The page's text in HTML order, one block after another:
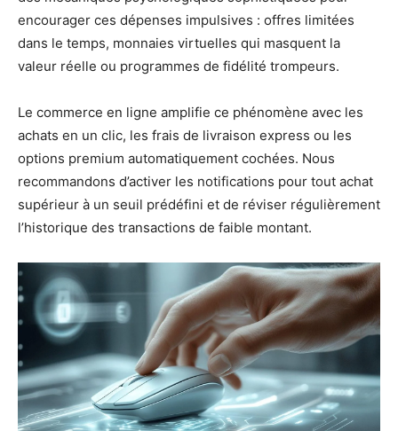
encourager ces dépenses impulsives : offres limitées
dans le temps, monnaies virtuelles qui masquent la
valeur réelle ou programmes de fidélité trompeurs.
Le commerce en ligne amplifie ce phénomène avec les
achats en un clic, les frais de livraison express ou les
options premium automatiquement cochées. Nous
recommandons d’activer les notifications pour tout achat
supérieur à un seuil prédéfini et de réviser régulièrement
l’historique des transactions de faible montant.